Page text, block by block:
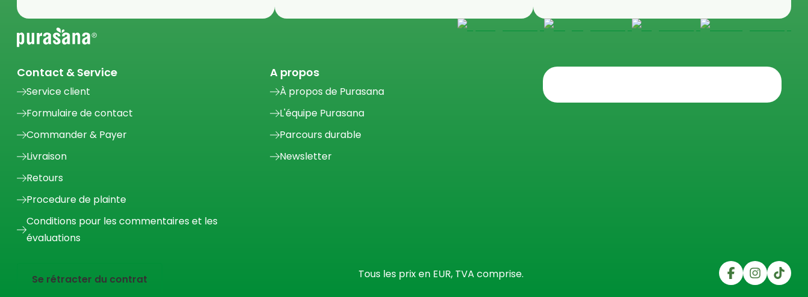
Contact & Service
Service client
Formulaire de contact
Commander & Payer
Livraison
Retours
Procedure de plainte
Conditions pour les commentaires et les
évaluations
A propos
À propos de Purasana
L'équipe Purasana
Parcours durable
Newsletter
Se rétracter du contrat Tous les prix en EUR, TVA comprise.